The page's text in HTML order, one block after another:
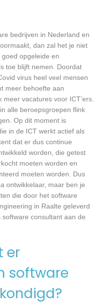
bedrijven in Nederland en
dan zal het je niet
opgeleide en
toe blijft nemen. Doordat
virus heel veel mensen
meer behoefte aan
vacatures voor ICT’ers.
alle beroepsgroepen flink
Op dit moment is
in de ICT werkt actief als
dat er dus continue
worden, die getest
moeten worden en
moeten worden. Dus
ontwikkelaar, maar ben je
die door het software
in Raalte geleverd
consultant aan de
er
software